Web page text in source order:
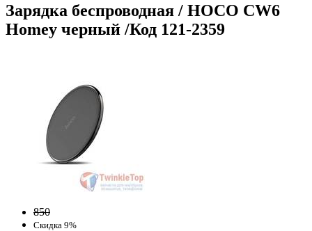
Зарядка беспроводная / HOCO CW6
Homey черный /Код 121-2359
850
Скидка 9%